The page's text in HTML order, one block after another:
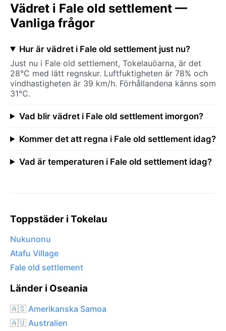
Vädret i Fale old settlement —
Vanliga frågor
Hur är vädret i Fale old settlement just nu?
Just nu i Fale old settlement, Tokelauöarna, är det
28°C med lätt regnskur. Luftfuktigheten är 78% och
vindhastigheten är 39 km/h. Förhållandena känns som
31°C.
Vad blir vädret i Fale old settlement imorgon?
Kommer det att regna i Fale old settlement idag?
Vad är temperaturen i Fale old settlement idag?
Toppstäder i Tokelau
Nukunonu
Atafu Village
Fale old settlement
Länder i Oseania
🇦🇸 Amerikanska Samoa
🇦🇺 Australien